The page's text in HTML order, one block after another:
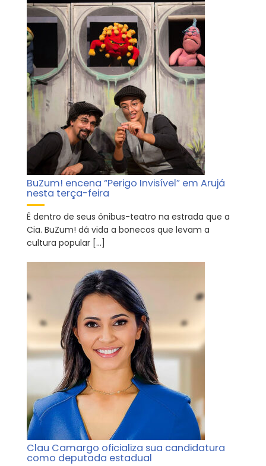
BuZum! encena “Perigo Invisível” em Arujá
nesta terça-feira
É dentro de seus ônibus-teatro na estrada que a
Cia. BuZum! dá vida a bonecos que levam a
cultura popular […]
Clau Camargo oficializa sua candidatura
como deputada estadual